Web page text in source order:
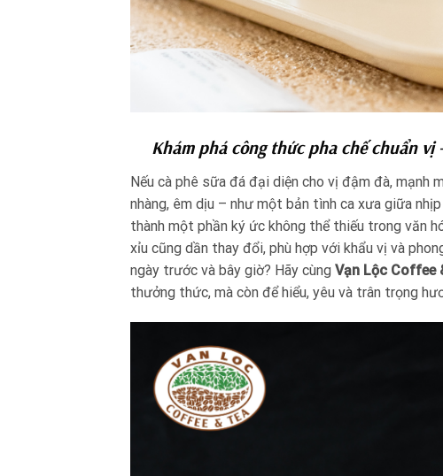
Khám phá công thức pha chế chuẩn
Nếu cà phê sữa đá đại diện cho vị đậm đà, mạnh
nhàng, êm dịu – như một bản tình ca xưa giữa
thành một phần ký ức không thể thiếu trong văn
xỉu cũng dần thay đổi, phù hợp với khẩu vị và
ngày trước và bây giờ? Hãy cùng Vạn Lộc Coffee
thưởng thức, mà còn để hiểu, yêu và trân trọng